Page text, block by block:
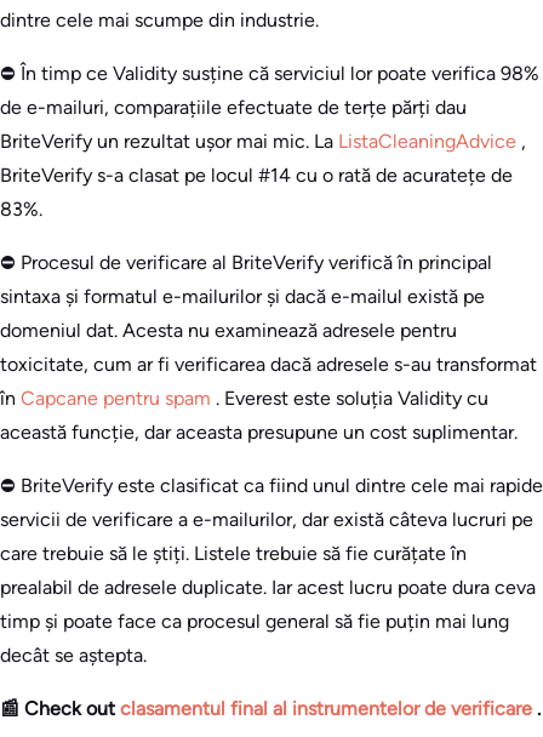
dintre cele mai scumpe din industrie.
⛔ În timp ce Validity susține că serviciul lor poate verifica 98%
de e-mailuri, comparațiile efectuate de terțe părți dau
BriteVerify un rezultat ușor mai mic. La ListaCleaningAdvice ,
BriteVerify s-a clasat pe locul #14 cu o rată de acuratețe de
83%.
⛔ Procesul de verificare al BriteVerify verifică în principal
sintaxa și formatul e-mailurilor și dacă e-mailul există pe
domeniul dat. Acesta nu examinează adresele pentru
toxicitate, cum ar fi verificarea dacă adresele s-au transformat
în Capcane pentru spam . Everest este soluția Validity cu
această funcție, dar aceasta presupune un cost suplimentar.
⛔ BriteVerify este clasificat ca fiind unul dintre cele mai rapide
servicii de verificare a e-mailurilor, dar există câteva lucruri pe
care trebuie să le știți. Listele trebuie să fie curățate în
prealabil de adresele duplicate. Iar acest lucru poate dura ceva
timp și poate face ca procesul general să fie puțin mai lung
decât se aștepta.
📰 Check outclasamentul final al instrumentelor de verificare .